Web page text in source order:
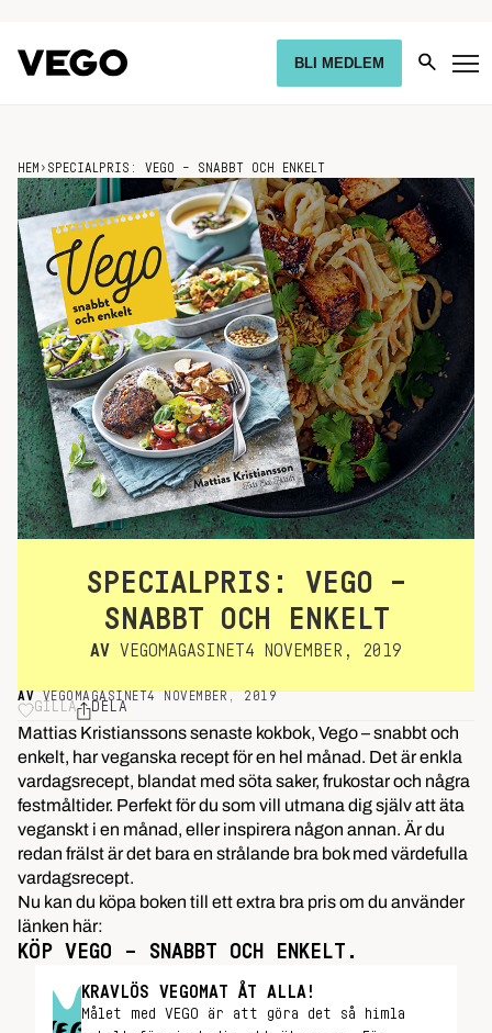
BLI MEDLEM
HEM › SPECIALPRIS: VEGO – SNABBT OCH ENKELT
SPECIALPRIS: VEGO –
SNABBT OCH ENKELT
AV VEGOMAGASINET 4 NOVEMBER, 2019
AV VEGOMAGASINET4 NOVEMBER, 2019
GILLA DELA
Mattias Kristianssons senaste kokbok, Vego – snabbt och
enkelt, har veganska recept för en hel månad. Det är enkla
vardagsrecept, blandat med söta saker, frukostar och några
festmåltider. Perfekt för du som vill utmana dig själv att äta
veganskt i en månad, eller inspirera någon annan. Är du
redan frälst är det bara en strålande bra bok med värdefulla
vardagsrecept.
Nu kan du köpa boken till ett extra bra pris om du använder
länken här:
KÖP VEGO – SNABBT OCH ENKELT.
KRAVLÖS VEGOMAT ÅT ALLA!
Målet med VEGO är att göra det så himla